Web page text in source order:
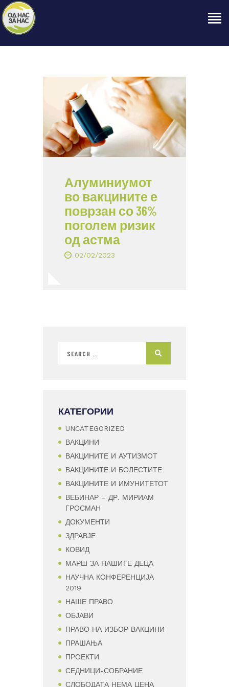
НАШЕ ПРАВО
ОБЈАВИ
ПРОЕКТИ
КОНТАКТ
Алуминиумот
во вакцините е
поврзан со 36%
поголем ризик
од астма
02/02/2023
КАТЕГОРИИ
UNCATEGORIZED
ВАКЦИНИ
ВАКЦИНИТЕ И АУТИЗМОТ
ВАКЦИНИТЕ И БОЛЕСТИТЕ
ВАКЦИНИТЕ И ИМУНИТЕТОТ
ВЕБИНАР – ДР. МИРИАМ
ГРОСМАН
ДОКУМЕНТИ
ЗДРАВЈЕ
КОВИД
МАРШ ЗА НАШИТЕ ДЕЦА
НАУЧНА КОНФЕРЕНЦИЈА
2019
НАШЕ ПРАВО
ОБЈАВИ
ПРАВО НА ИЗБОР ВАКЦИНИ
ПРАШАЊА
ПРОЕКТИ
СЕДНИЦИ-СОБРАНИЕ
СЛОБОДАТА НЕМА ЦЕНА